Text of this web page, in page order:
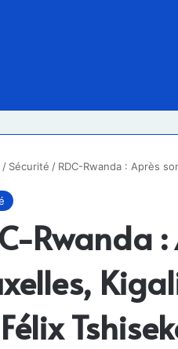
/ Sécurité / RDC-Rwanda : Après
Rwanda